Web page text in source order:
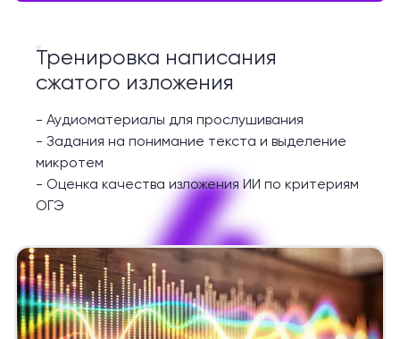
4
Тренировка написания
сжатого изложения
- Аудиоматериалы для прослушивания
- Задания на понимание текста и выделение
микротем
- Оценка качества изложения ИИ по критериям
ОГЭ